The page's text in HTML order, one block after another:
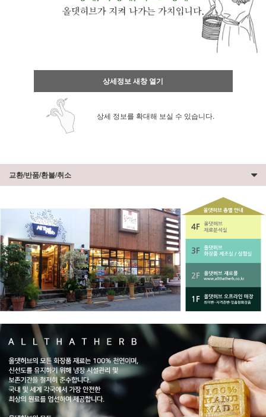
상세정보 새창 열기
상세 정보를 확대해 보실 수 있습니다.
교환/반품/환불/취소